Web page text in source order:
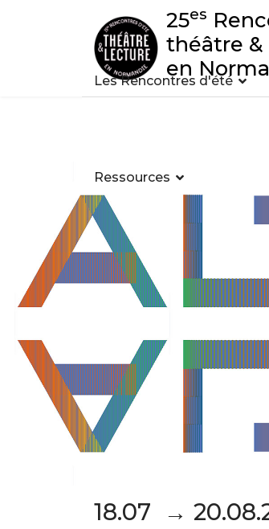
25es
théâtre
en
Les Rencontres d'été
Ressources
18.07 →